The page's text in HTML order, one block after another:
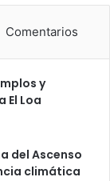
Comentarios
y
El Loa
del Ascenso
climática